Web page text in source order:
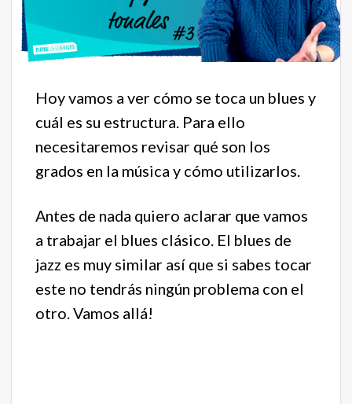
Hoy vamos a ver cómo se toca un blues y
cuál es su estructura. Para ello
necesitaremos revisar qué son los
grados en la música y cómo utilizarlos.
Antes de nada quiero aclarar que vamos
a trabajar el blues clásico. El blues de
jazz es muy similar así que si sabes tocar
este no tendrás ningún problema con el
otro. Vamos allá!